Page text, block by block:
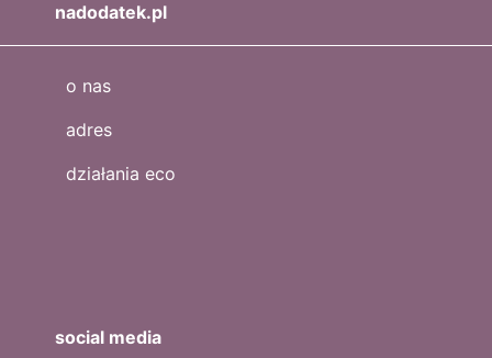
nadodatek.pl
o nas
adres
działania eco
social media